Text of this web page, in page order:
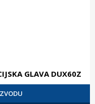
GLAVA DUX60Z